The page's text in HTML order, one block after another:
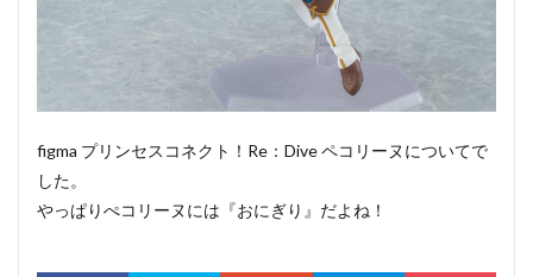
figma プリンセスコネクト！Re：Dive ペコリーヌについてで
した。
やっぱりぺコリーヌには『おにぎり』だよね！